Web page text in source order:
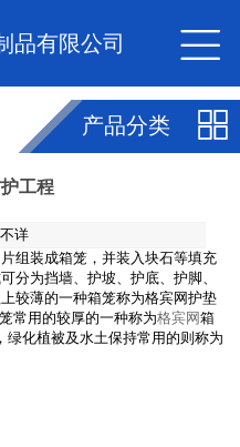

品有限公司
产品分类 
工程
详
片组装成箱笼，并装入块石等填充
分为挡墙、护坡、护底、护脚、
较薄的一种箱笼称为格宾网护垫
常用的较厚的一种称为格宾网箱
绿化植被及水土保持常用的则称为